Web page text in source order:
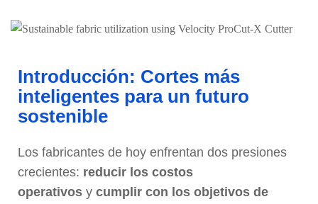
Introducción: Cortes más
inteligentes para un futuro
sostenible
Los fabricantes de hoy enfrentan dos presiones
crecientes: reducir los costos
operativos y cumplir con los objetivos de